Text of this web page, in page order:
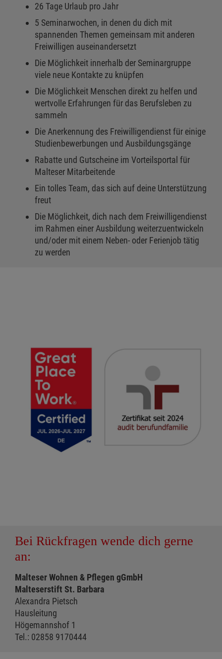
26 Tage Urlaub pro Jahr
5 Seminarwochen, in denen du dich mit
spannenden Themen gemeinsam mit anderen
Freiwilligen auseinandersetzt
Die Möglichkeit innerhalb der Seminargruppe
viele neue Kontakte zu knüpfen
Die Möglichkeit Menschen direkt zu helfen und
wertvolle Erfahrungen für das Berufsleben zu
sammeln
Die Anerkennung des Freiwilligendienst für einige
Studienbewerbungen und Ausbildungsgänge
Rabatte und Gutscheine im Vorteilsportal für
Malteser Mitarbeitende
Ein tolles Team, das sich auf deine Unterstützung
freut
Die Möglichkeit, dich nach dem Freiwilligendienst
im Rahmen einer Ausbildung weiterzuentwickeln
und/oder mit einem Neben- oder Ferienjob tätig
zu werden
Bei Rückfragen wende dich gerne
an:
Malteser Wohnen & Pflegen gGmbH
Malteserstift St. Barbara
Alexandra Pietsch
Hausleitung
Högemannshof 1
Tel.: 02858 9170444